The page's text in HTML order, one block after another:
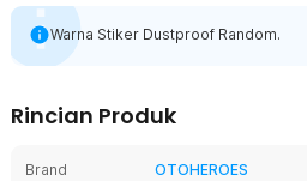
Warna Stiker Dustproof Random.
Rincian Produk
Brand
OTOHEROES